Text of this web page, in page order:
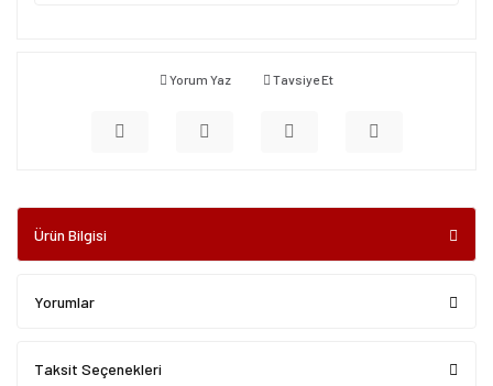
Yorum Yaz Tavsiye Et
Ürün Bilgisi
Yorumlar
Taksit Seçenekleri